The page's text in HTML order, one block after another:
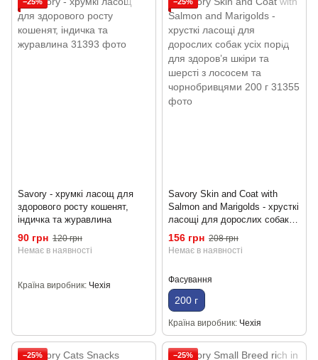
Savory - хрумкі ласощ для
здорового росту кошенят,
індичка та журавлина
90 грн 120 грн
Немає в наявності
Країна виробник Чехія
Savory Skin and Coat with
Salmon and Marigolds - хрусткі
ласощі для дорослих собак
усіх порід для здоров’я шкіри
та шерсті з лососем та
156 грн 208 грн
Немає в наявності
Фасування
200 г
Країна виробник Чехія
−25% −25%